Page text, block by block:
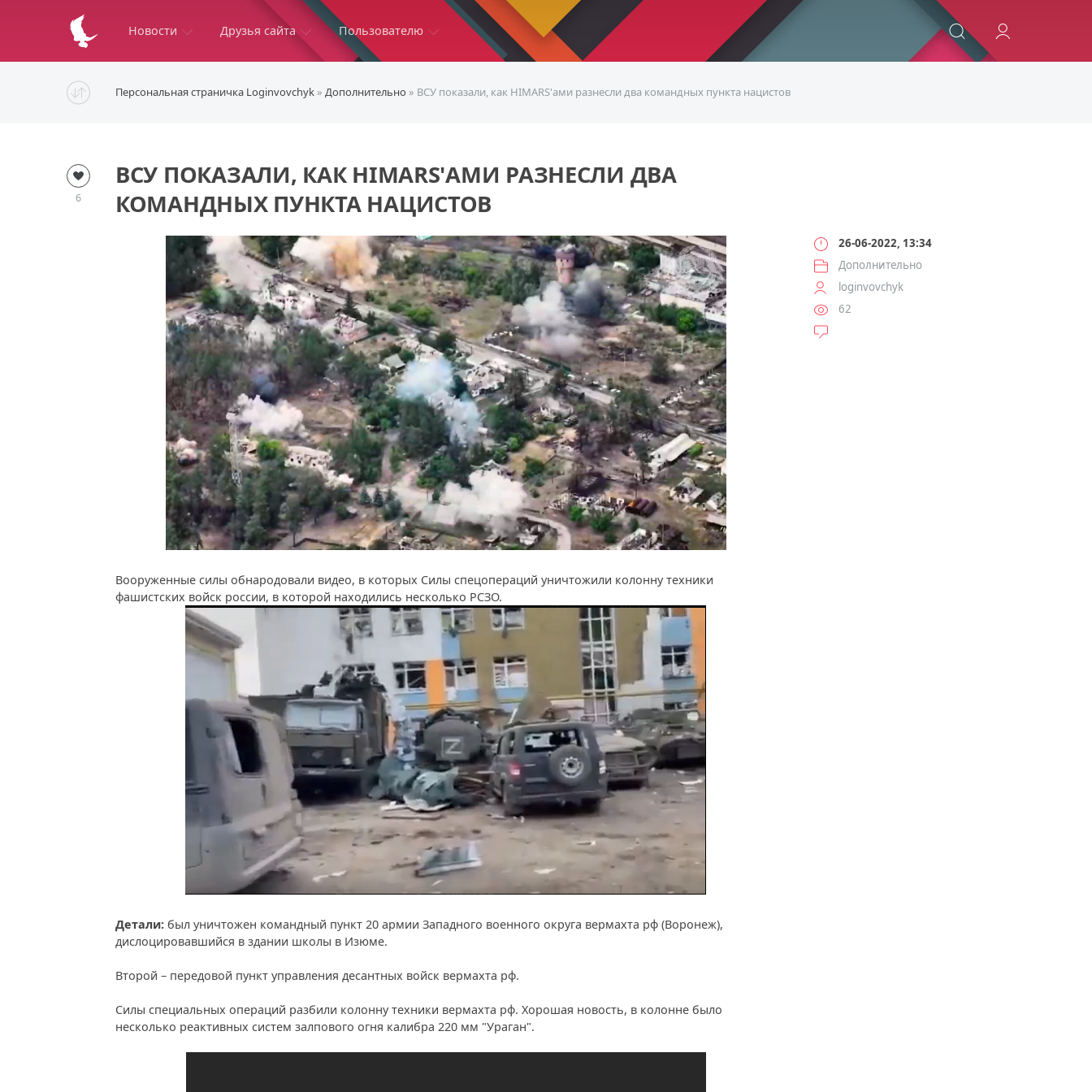
ИСКАТЬ
Новости Друзья сайта Пользователю
Персональная страничка Loginvovchyk » Дополнительно » ВСУ показали, как HIMARS'ами разнесли два командных пункта нацистов
ВСУ ПОКАЗАЛИ, КАК HIMARS'АМИ РАЗНЕСЛИ ДВА
КОМАНДНЫХ ПУНКТА НАЦИСТОВ
26-06-2022, 13:34
Дополнительно
loginvovchyk
62
6
Вооруженные силы обнародовали видео, в которых Силы спецопераций уничтожили колонну техники
фашистских войск россии, в которой находились несколько РСЗО.
Детали: был уничтожен командный пункт 20 армии Западного военного округа вермахта рф (Воронеж),
дислоцировавшийся в здании школы в Изюме.
Второй – передовой пункт управления десантных войск вермахта рф.
Силы специальных операций разбили колонну техники вермахта рф. Хорошая новость, в колонне было
несколько реактивных систем залпового огня калибра 220 мм "Ураган".